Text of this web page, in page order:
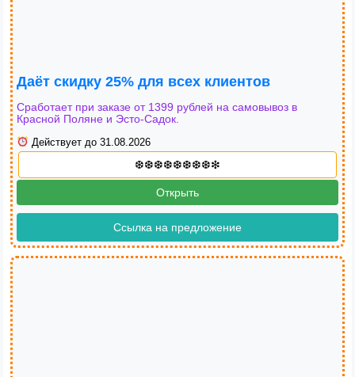
Даёт скидку 25% для всех клиентов
Сработает при заказе от 1399 рублей на самовывоз в
Красной Поляне и Эсто-Садок.
Действует до 31.08.2026
Открыть
Ссылка на предложение